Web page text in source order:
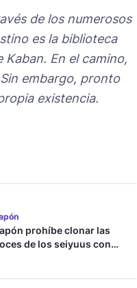
de los numerosos
es la biblioteca
En el camino,
embargo, pronto
existencia.
prohíbe clonar las
de los seiyuus con